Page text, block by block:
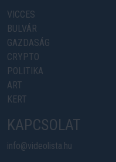
VICCES
BULVÁR
GAZDASÁG
CRYPTO
POLITIKA
ART
KERT
KAPCSOLAT
info@videolista.hu